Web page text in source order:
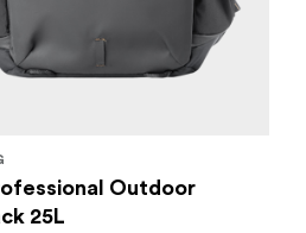
Outdoor
25L